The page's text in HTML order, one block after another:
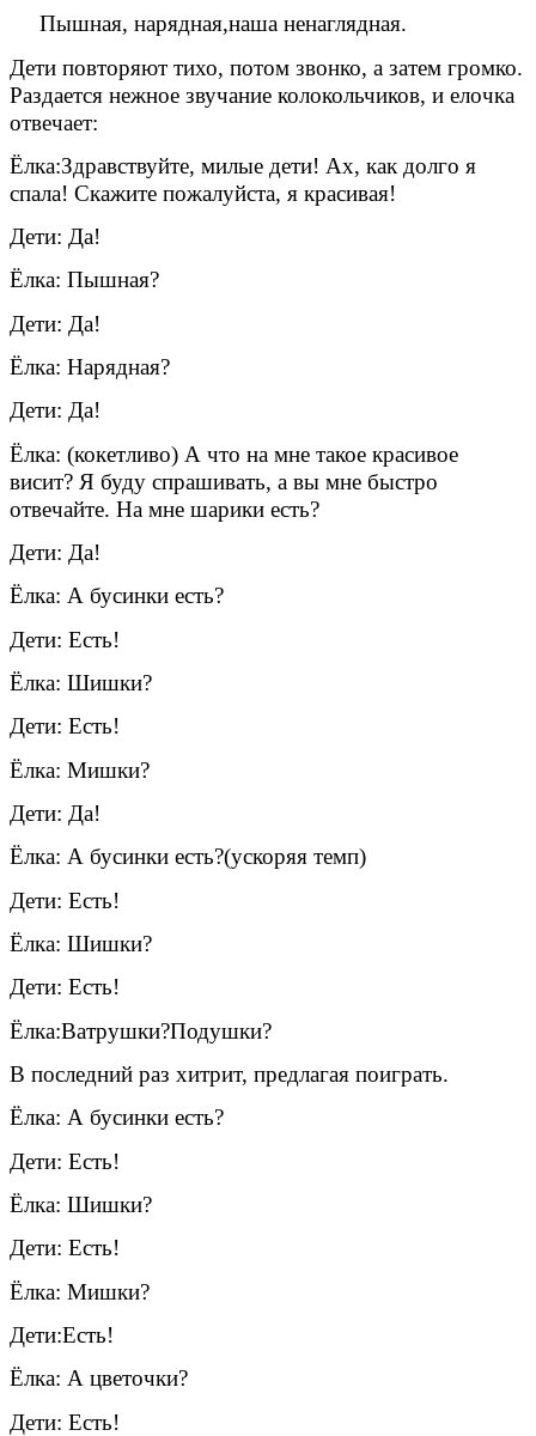
Пышная, нарядная,наша ненаглядная.
Дети повторяют тихо, потом звонко, а затем громко.
Раздается нежное звучание колокольчиков, и елочка
отвечает:
Ёлка:Здравствуйте, милые дети! Ах, как долго я
спала! Скажите пожалуйста, я красивая!
Дети: Да!
Ёлка: Пышная?
Дети: Да!
Ёлка: Нарядная?
Дети: Да!
Ёлка: (кокетливо) А что на мне такое красивое
висит? Я буду спрашивать, а вы мне быстро
отвечайте. На мне шарики есть?
Дети: Да!
Ёлка: А бусинки есть?
Дети: Есть!
Ёлка: Шишки?
Дети: Есть!
Ёлка: Мишки?
Дети: Да!
Ёлка: А бусинки есть?(ускоряя темп)
Дети: Есть!
Ёлка: Шишки?
Дети: Есть!
Ёлка:Ватрушки?Подушки?
В последний раз хитрит, предлагая поиграть.
Ёлка: А бусинки есть?
Дети: Есть!
Ёлка: Шишки?
Дети: Есть!
Ёлка: Мишки?
Дети:Есть!
Ёлка: А цветочки?
Дети: Есть!